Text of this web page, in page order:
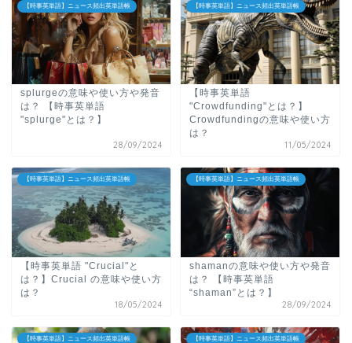
【時事英単語】ニュース頻出英単語帳
splurgeの意味や使い方や発音
は？
【時事英単語
"splurge"とは？】
28/09/2024
【時事英単語】ニュース頻出英単語帳
【時事英単語
"Crowdfunding"とは？】
Crowdfundingの意味や使い方
は？
11/05/2024
【時事英単語】ニュース頻出英単語帳
【時事英単語 "Crucial"と
は？】Crucial の意味や使い方
は？
18/05/2024
【時事英単語】ニュース頻出英単語帳
shamanの意味や使い方や発音
は？ 【時事英単語
“shaman”とは？】
28/09/2024
【時事英単語】ニュース頻出英単語帳 【時事英単語】ニュース頻出英単語帳